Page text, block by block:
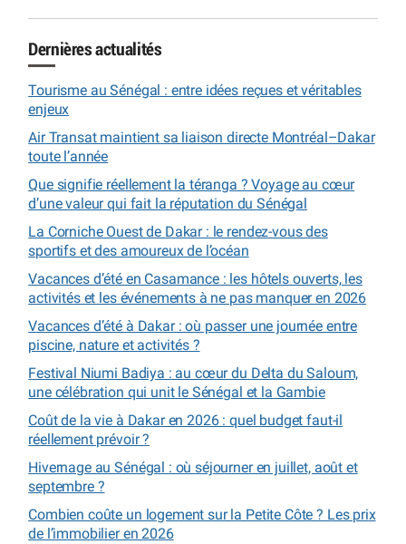
Dernières actualités
Tourisme au Sénégal : entre idées reçues et véritables
enjeux
Air Transat maintient sa liaison directe Montréal–Dakar
toute l’année
Que signifie réellement la téranga ? Voyage au cœur
d’une valeur qui fait la réputation du Sénégal
La Corniche Ouest de Dakar : le rendez-vous des
sportifs et des amoureux de l’océan
Vacances d’été en Casamance : les hôtels ouverts, les
activités et les événements à ne pas manquer en 2026
Vacances d’été à Dakar : où passer une journée entre
piscine, nature et activités ?
Festival Niumi Badiya : au cœur du Delta du Saloum,
une célébration qui unit le Sénégal et la Gambie
Coût de la vie à Dakar en 2026 : quel budget faut-il
réellement prévoir ?
Hivernage au Sénégal : où séjourner en juillet, août et
septembre ?
Combien coûte un logement sur la Petite Côte ? Les prix
de l’immobilier en 2026